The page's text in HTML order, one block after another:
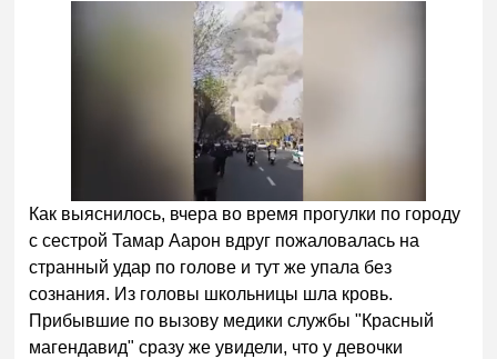
Как выяснилось, вчера во время прогулки по городу
с сестрой Тамар Аарон вдруг пожаловалась на
странный удар по голове и тут же упала без
сознания. Из головы школьницы шла кровь.
Прибывшие по вызову медики службы "Красный
магендавид" сразу же увидели, что у девочки